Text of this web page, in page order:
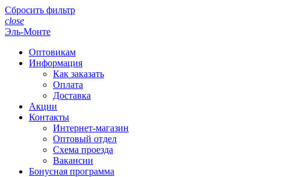
Сбросить фильтр
close
Эль-Монте
Оптовикам
Информация
Как заказать
Оплата
Доставка
Акции
Контакты
Интернет-магазин
Оптовый отдел
Схема проезда
Вакансии
Бонусная программа